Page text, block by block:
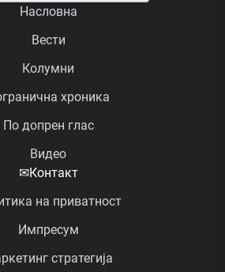
Насловна
Вести
Колумни
хроника
По допрен глас
Видео
✉Контакт
на приватност
Импресум
стратегија